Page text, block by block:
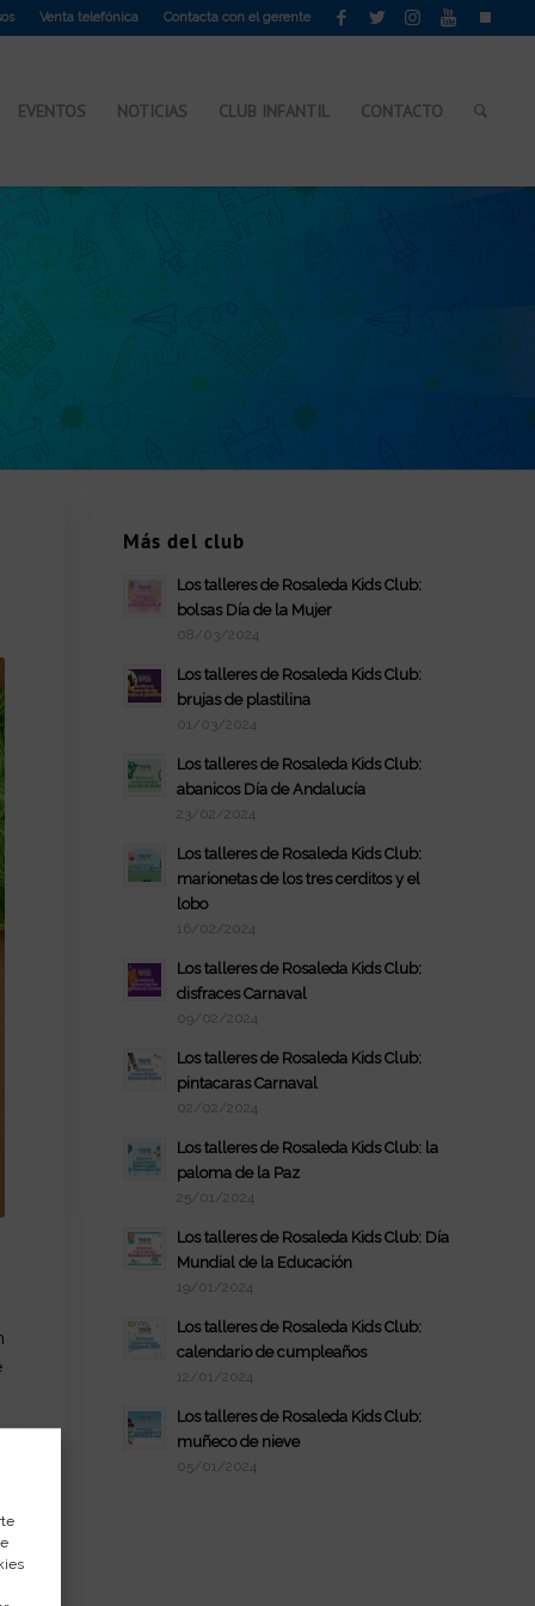
Venta telefónica Contacta con el gerente
EVENTOS NOTICIAS CLUB INFANTIL CONTACTO
Más del club
Los talleres de Rosaleda Kids Club:
bolsas Día de la Mujer
08/03/2024
Los talleres de Rosaleda Kids Club:
brujas de plastilina
01/03/2024
Los talleres de Rosaleda Kids Club:
abanicos Día de Andalucía
23/02/2024
Los talleres de Rosaleda Kids Club:
marionetas de los tres cerditos y el
lobo
16/02/2024
Los talleres de Rosaleda Kids Club:
disfraces Carnaval
09/02/2024
Los talleres de Rosaleda Kids Club:
pintacaras Carnaval
02/02/2024
Los talleres de Rosaleda Kids Club: la
paloma de la Paz
25/01/2024
Los talleres de Rosaleda Kids Club: Día
Mundial de la Educación
19/01/2024
Los talleres de Rosaleda Kids Club:
calendario de cumpleaños
12/01/2024
Los talleres de Rosaleda Kids Club:
muñeco de nieve
05/01/2024